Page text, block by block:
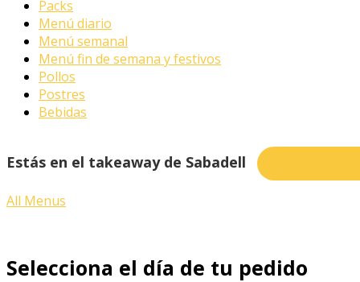
Packs
Menú diario
Menú semanal
Menú fin de semana y festivos
Pollos
Postres
Bebidas
Estás en el takeaway de Sabadell
All Menus
Selecciona el día de tu pedido